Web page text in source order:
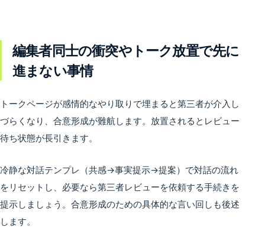
編集者同士の衝突やトーク放置で先に
進まない事情
トークページが感情的なやり取りで埋まると第三者が介入し
づらくなり、合意形成が難航します。放置されるとレビュー
待ち状態が長引きます。
冷静な対話テンプレ（共感→事実提示→提案）で対話の流れ
をリセットし、必要なら第三者レビューを依頼する手続きを
提示しましょう。合意形成のための具体的な言い回しも後述
します。